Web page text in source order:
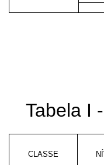
Tabela I
CLASSE